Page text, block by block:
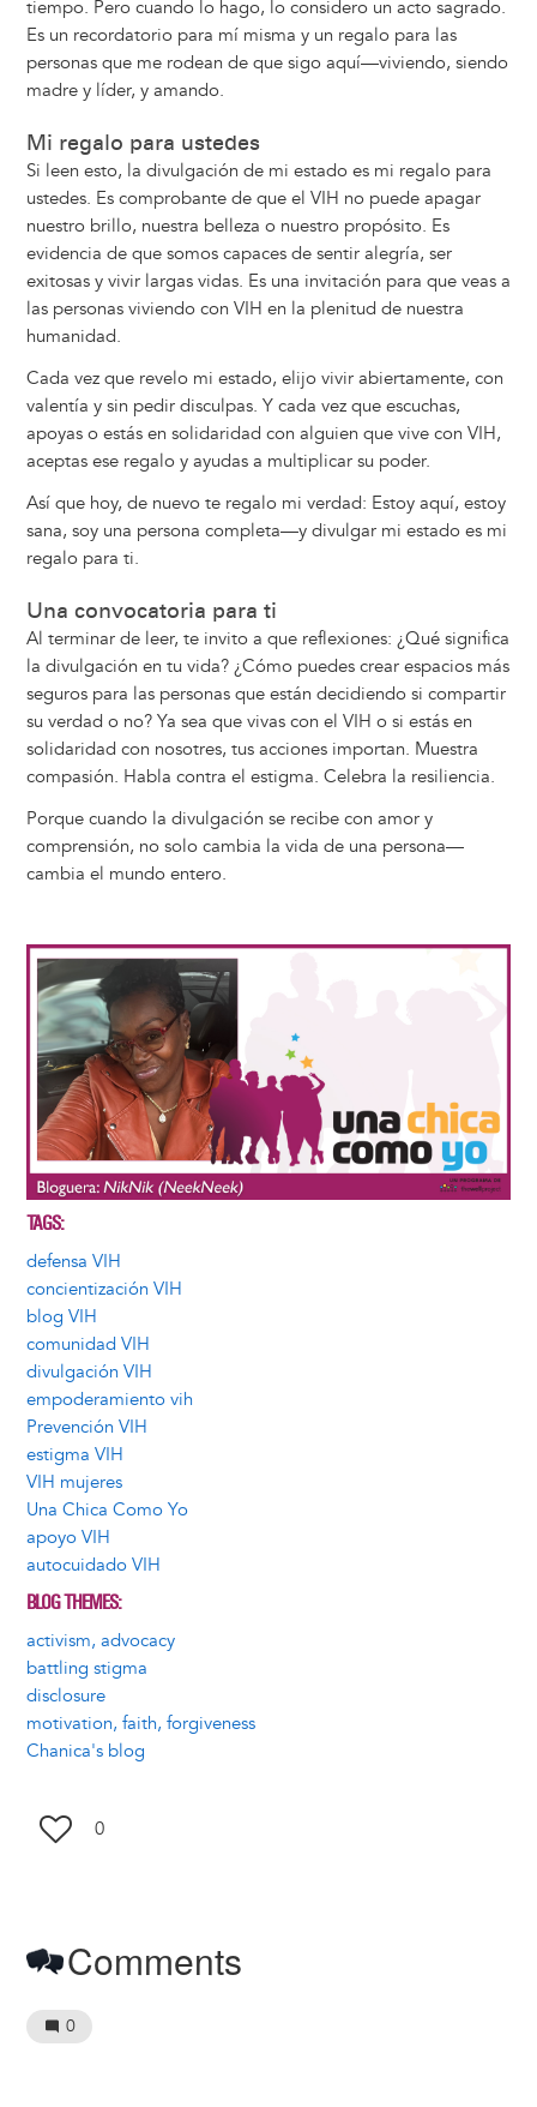
tiempo. Pero cuando lo hago, lo considero un acto sagrado.
Es un recordatorio para mí misma y un regalo para las
personas que me rodean de que sigo aquí—viviendo, siendo
madre y líder, y amando.
Mi regalo para ustedes
Si leen esto, la divulgación de mi estado es mi regalo para
ustedes. Es comprobante de que el VIH no puede apagar
nuestro brillo, nuestra belleza o nuestro propósito. Es
evidencia de que somos capaces de sentir alegría, ser
exitosas y vivir largas vidas. Es una invitación para que veas a
las personas viviendo con VIH en la plenitud de nuestra
humanidad.
Cada vez que revelo mi estado, elijo vivir abiertamente, con
valentía y sin pedir disculpas. Y cada vez que escuchas,
apoyas o estás en solidaridad con alguien que vive con VIH,
aceptas ese regalo y ayudas a multiplicar su poder.
Así que hoy, de nuevo te regalo mi verdad: Estoy aquí, estoy
sana, soy una persona completa—y divulgar mi estado es mi
regalo para ti.
Una convocatoria para ti
Al terminar de leer, te invito a que reflexiones: ¿Qué significa
la divulgación en tu vida? ¿Cómo puedes crear espacios más
seguros para las personas que están decidiendo si compartir
su verdad o no? Ya sea que vivas con el VIH o si estás en
solidaridad con nosotres, tus acciones importan. Muestra
compasión. Habla contra el estigma. Celebra la resiliencia.
Porque cuando la divulgación se recibe con amor y
comprensión, no solo cambia la vida de una persona—
cambia el mundo entero.
Image
TAGS
defensa VIH
concientización VIH
blog VIH
comunidad VIH
divulgación VIH
empoderamiento vih
Prevención VIH
estigma VIH
VIH mujeres
Una Chica Como Yo
apoyo VIH
autocuidado VIH
BLOG THEMES
activism, advocacy
battling stigma
disclosure
motivation, faith, forgiveness
Chanica's blog
0
Comments
0